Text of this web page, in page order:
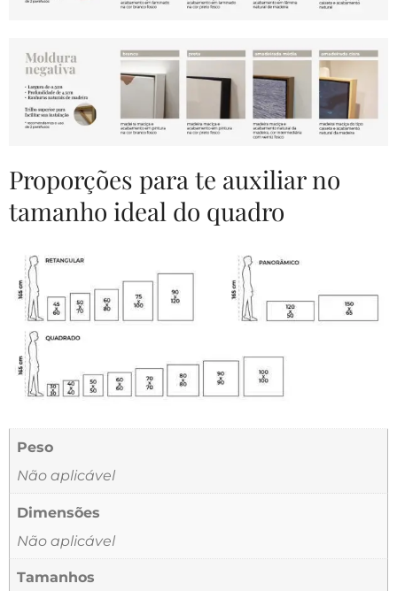
Proporções para te auxiliar no
tamanho ideal do quadro
Peso
Não aplicável
Dimensões
Não aplicável
Tamanhos